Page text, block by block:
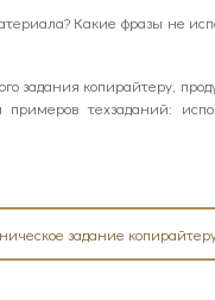
Какие фразы не
задания копирайтеру,
техзаданий:
задание